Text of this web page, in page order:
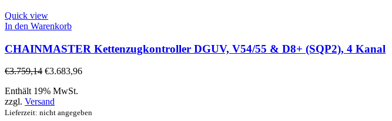
Quick view
In den Warenkorb
CHAINMASTER Kettenzugkontroller DGUV, V54/55 & D8+ (SQP2), 4 Kanal
€3.759,14 €3.683,96
Enthält 19% MwSt.
zzgl. Versand
Lieferzeit: nicht angegeben